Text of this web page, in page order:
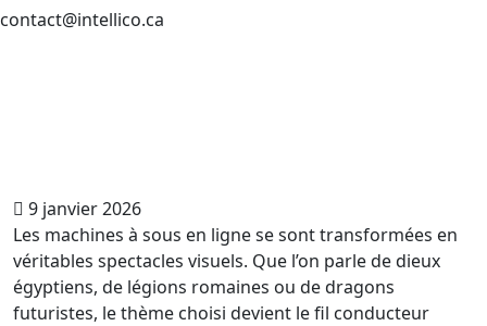
contact@intellico.ca
9 janvier 2026
Les machines à sous en ligne se sont transformées en
véritables spectacles visuels. Que l’on parle de dieux
égyptiens, de légions romaines ou de dragons
futuristes, le thème choisi devient le fil conducteur